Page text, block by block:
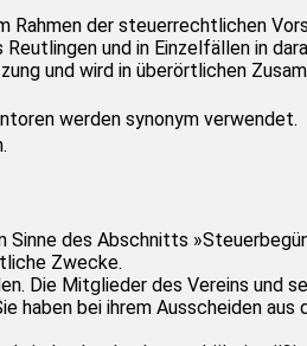
Rahmen der steuerrechtlichen
und in Einzelfällen in
und wird in überörtlichen
werden synonym verwendet.
des Abschnitts
Zwecke.
Die Mitglieder des Vereins und
bei ihrem Ausscheiden